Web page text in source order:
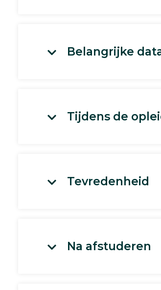
Belangrijke
Tijdens de
Tevredenheid
Na afstuderen